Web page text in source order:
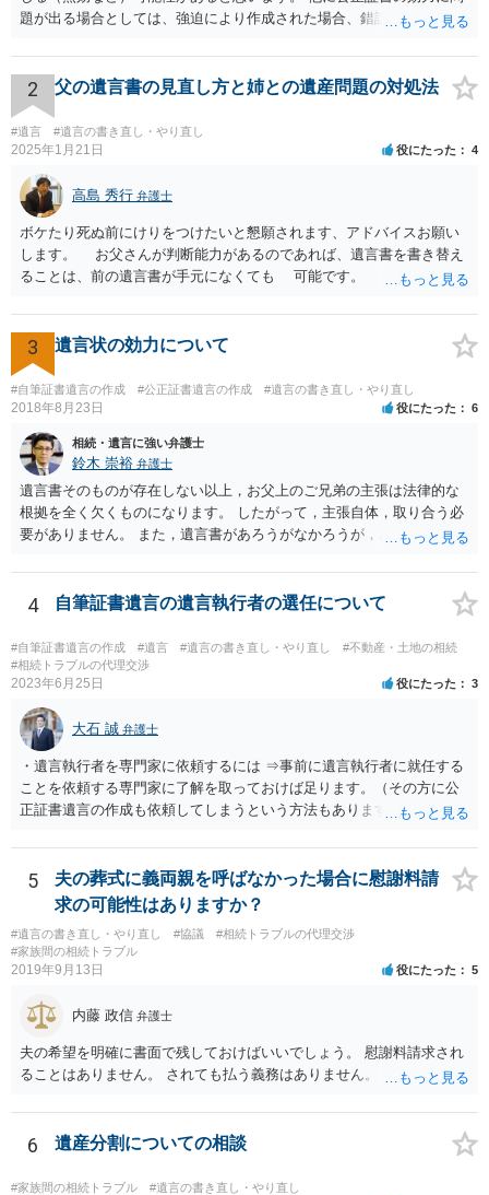
題が出る場合としては、強迫により作成された場合、錯誤（勘違い）
すが、弁護士に作成を依頼する場合は、１０～数十万円程度になるケ
ースが多いと思います。 報酬体系は、弁護士ごとに異なりますので一
律の基準はありません。
2 父の遺言書の見直し方と姉との遺産問題の対処法
#遺言 #遺言の書き直し・やり直し
2025年1月21日 役にたった 4
高島 秀行 弁護士
ボケたり死ぬ前にけりをつけたいと懇願されます、アドバイスお願い
します。 お父さんが判断能力があるのであれば、遺言書を書き替え
ることは、前の遺言書が手元になくても 可能です。 将来遺言の効
してもらって 診断書を取得して、公証役場へ行って公正証書遺言を
作成するのがよいと思います。 将来争われることが見込まれること
から、弁護士に依頼して手続きを進めた方がよいと思います。
3 遺言状の効力について
#自筆証書遺言の作成 #公正証書遺言の作成 #遺言の書き直し・やり直し
2018年8月23日 役にたった 6
相続・遺言に強い弁護士
鈴木 崇裕 弁護士
遺言書そのものが存在しない以上，お父上のご兄弟の主張は法律的な
根拠を全く欠くものになります。 したがって，主張自体，取り合う必
要がありません。 また，遺言書があろうがなかろうが，お父上のご兄
ご回答にもありますが， 代理人弁護士をたてて，その弁護士から相手
方に対して， ・相続に関する主張は法的根拠がなく，一切応じないこ
ようであれば警察への通報や法的措置も辞さないこと などを記載した
書面を発送してもらうことがよろしいように思います。
4 自筆証書遺言の遺言執行者の選任について
#自筆証書遺言の作成 #遺言 #遺言の書き直し・やり直し
#不動産・土地の相続
#相続トラブルの代理交渉
2023年6月25日 役にたった 3
大石 誠 弁護士
・遺言執行者を専門家に依頼するには ⇒事前に遺言執行者に就任する
ことを依頼する専門家に了解を取っておけば足ります。（その方に公
正証書遺言の作成も依頼してしまうという方法もあります） 事前に了
ません。 遺言執行者に就任し、遺言執行が完了したときの報酬だけ、
弁護士費用としてかかります。 ・亡くなった際に、法務局に預けた自
筆証書遺言の存在を親族がなかったものにされる可能性 ⇒自筆の遺言
書を法務局に保管した場合、死亡後、法務局に遺言書の有無を照会す
ることになりますので、「法務局に預けた自筆証書遺言の存在を親族
がなかったもの」にすることはできません。 存在をなかったものにす
がありえますが、その予防方法は、遺言者と面談してみないと判断が
難しいです。
5
夫の葬式に義両親を呼ばなかった場合に慰謝料請
求の可能性はありますか？
#遺言の書き直し・やり直し #協議
#相続トラブルの代理交渉
#家族間の相続トラブル
2019年9月13日 役にたった 5
内藤 政信 弁護士
夫の希望を明確に書面で残しておけばいいでしょう。 慰謝料請求され
ることはありません。 されても払う義務はありません。
6 遺産分割についての相談
#家族間の相続トラブル #遺言の書き直し・やり直し